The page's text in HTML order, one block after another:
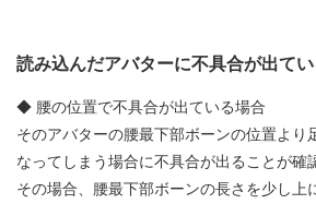
読み込んだアバターに不具合が出て
◆ 腰の位置で不具合が出ている場合
そのアバターの腰最下部ボーンの位置より
なってしまう場合に不具合が出ることが確
その場合、腰最下部ボーンの長さを少し上